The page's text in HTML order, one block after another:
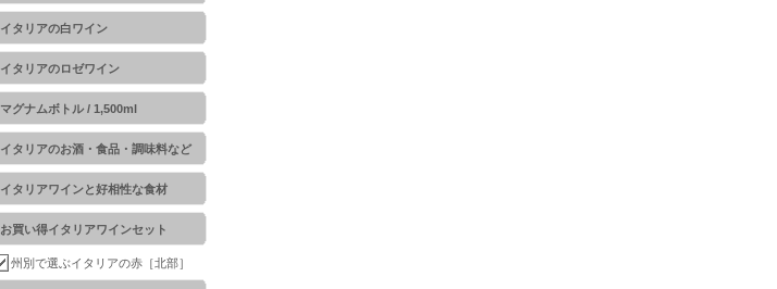
イタリアの白ワイン
イタリアのロゼワイン
マグナムボトル / 1,500ml
イタリアのお酒・食品・調味料など
イタリアワインと好相性な食材
お買い得イタリアワインセット
州別で選ぶイタリアの赤［北部］